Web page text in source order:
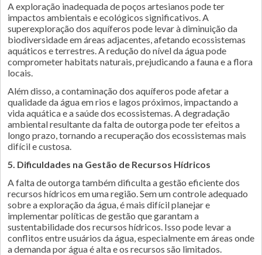
A exploração inadequada de poços artesianos pode ter
impactos ambientais e ecológicos significativos. A
superexploração dos aquíferos pode levar à diminuição da
biodiversidade em áreas adjacentes, afetando ecossistemas
aquáticos e terrestres. A redução do nível da água pode
comprometer habitats naturais, prejudicando a fauna e a flora
locais.
Além disso, a contaminação dos aquíferos pode afetar a
qualidade da água em rios e lagos próximos, impactando a
vida aquática e a saúde dos ecossistemas. A degradação
ambiental resultante da falta de outorga pode ter efeitos a
longo prazo, tornando a recuperação dos ecossistemas mais
difícil e custosa.
5. Dificuldades na Gestão de Recursos Hídricos
A falta de outorga também dificulta a gestão eficiente dos
recursos hídricos em uma região. Sem um controle adequado
sobre a exploração da água, é mais difícil planejar e
implementar políticas de gestão que garantam a
sustentabilidade dos recursos hídricos. Isso pode levar a
conflitos entre usuários da água, especialmente em áreas onde
a demanda por água é alta e os recursos são limitados.